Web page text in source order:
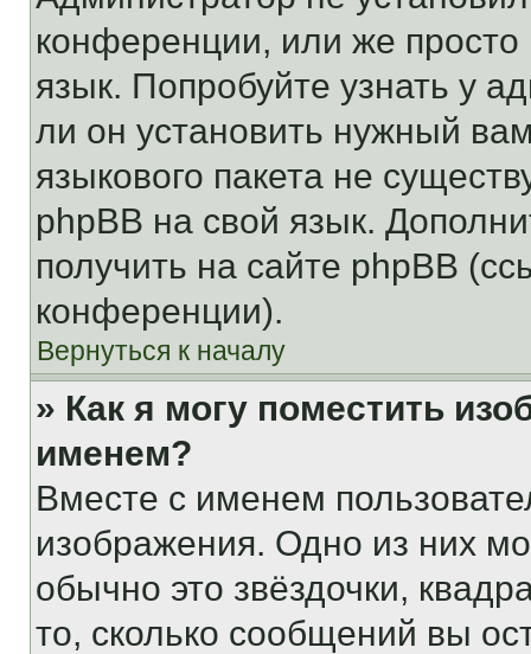
конференции, или же
язык. Попробуйте узнать у
ли он установить нужный
языкового пакета не
phpBB на свой язык.
получить на сайте phpBB
конференции).
Вернуться к началу
» Как я могу поместить
именем?
Вместе с именем
изображения. Одно из них
обычно это звёздочки,
то, сколько сообщений вы